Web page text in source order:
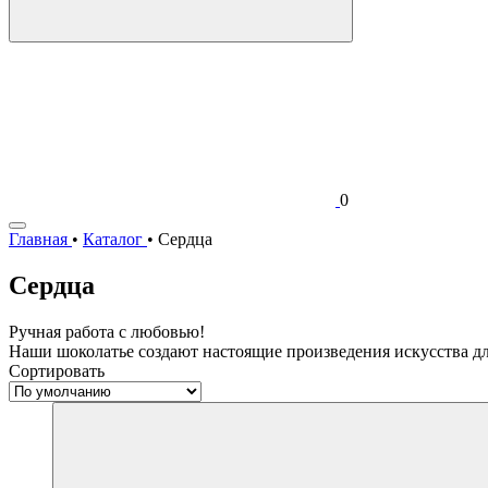
0
Главная • Каталог • Сердца
Сердца
Ручная работа с любовью!
Наши шоколатье создают настоящие произведения искусства
Сортировать